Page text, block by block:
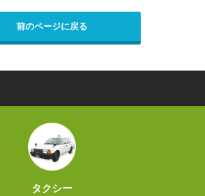
前のページに戻る
タクシー